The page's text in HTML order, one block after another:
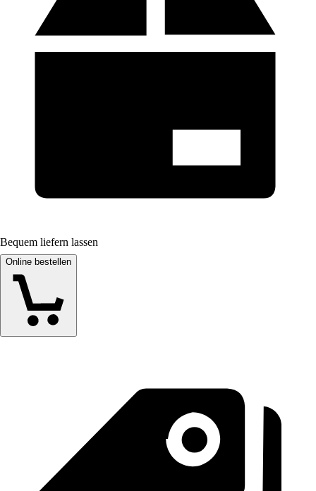
Bequem liefern lassen
Online bestellen